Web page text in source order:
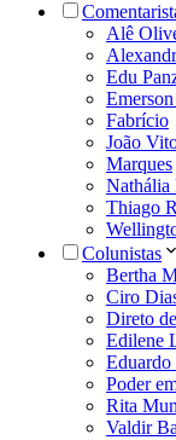
Alê
Edu
Fabrício
João
Marques
Nathália
Thiago
Colunistas
Bertha
Ciro
Direto
Edilene
Eduardo
Poder
Rita
Valdir